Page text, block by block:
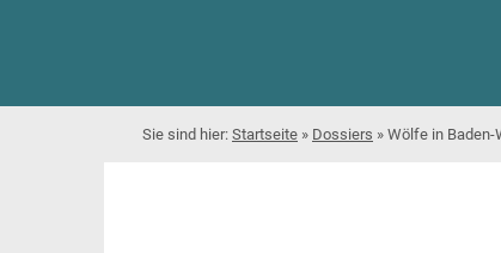
Startseite » Dossiers » Wölfe in Baden-